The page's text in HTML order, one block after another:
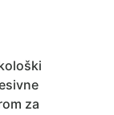
za